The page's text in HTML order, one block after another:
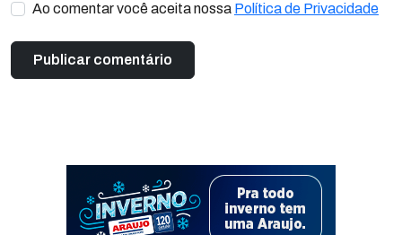
Ao comentar você aceita nossa Política de Privacidade